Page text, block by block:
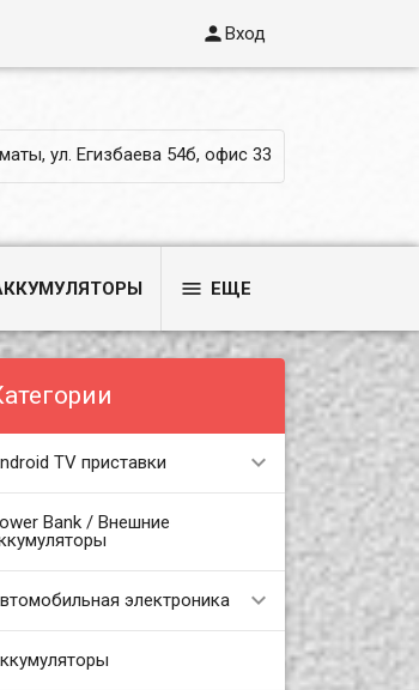
Вход
ул. Егизбаева 54б, офис 33
 ЕЩЕ
TV приставки
Bank / Внешние
электроника